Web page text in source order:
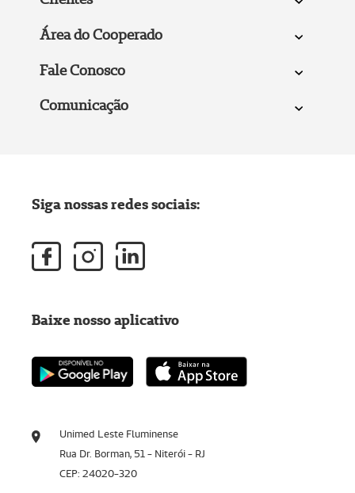
Área do Cooperado
Fale Conosco
Comunicação
Unimed Leste Fluminense
Rua Dr. Borman, 51 - Niterói - RJ
CEP: 24020-320
Siga nossas redes sociais:
Baixe nosso aplicativo